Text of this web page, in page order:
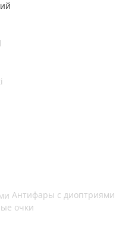
Антифары с диоптриями
очки